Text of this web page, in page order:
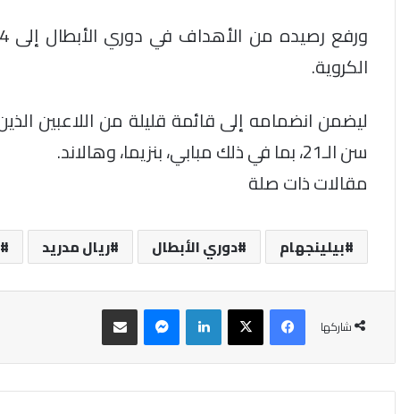
الكروية.
سن الـ21، بما في ذلك مبابي، بنزيما، وهالاند.
مقالات ذات صلة
بيلينجهام دوري الأبطال ريال مدريد
شاركها
فيسبوك‫X لينكدإن ماسنجر مشاركة عبر البريد